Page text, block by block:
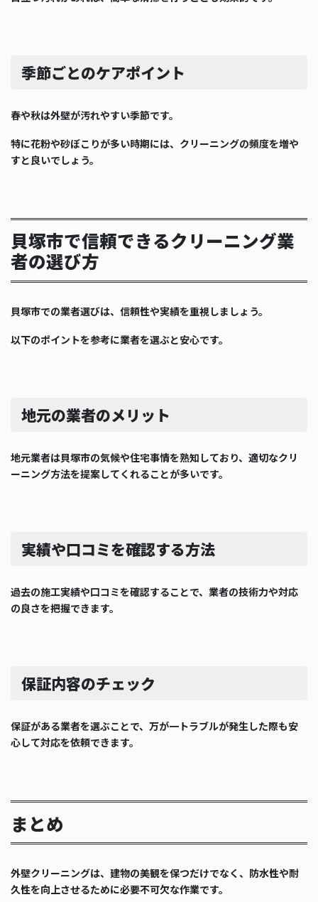
季節ごとのケアポイント
春や秋は外壁が汚れやすい季節です。
特に花粉や砂ぼこりが多い時期には、クリーニングの頻度を増や
すと良いでしょう。
貝塚市で信頼できるクリーニング業
者の選び方
貝塚市での業者選びは、信頼性や実績を重視しましょう。
以下のポイントを参考に業者を選ぶと安心です。
地元の業者のメリット
地元業者は貝塚市の気候や住宅事情を熟知しており、適切なクリ
ーニング方法を提案してくれることが多いです。
実績や口コミを確認する方法
過去の施工実績や口コミを確認することで、業者の技術力や対応
の良さを把握できます。
保証内容のチェック
保証がある業者を選ぶことで、万が一トラブルが発生した際も安
心して対応を依頼できます。
まとめ
外壁クリーニングは、建物の美観を保つだけでなく、防水性や耐
久性を向上させるために必要不可欠な作業です。